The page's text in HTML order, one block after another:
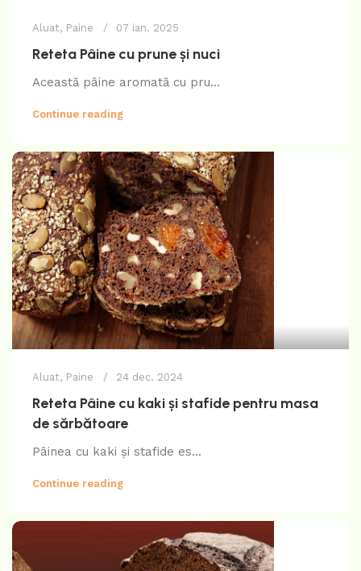
Aluat, Paine 07 ian. 2025
Reteta Pâine cu prune și nuci
Această pâine aromată cu pru...
Continue reading
Aluat, Paine 24 dec. 2024
Reteta Pâine cu kaki și stafide pentru masa
de sărbătoare
Pâinea cu kaki și stafide es...
Continue reading